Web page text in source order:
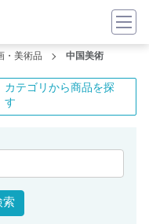
・美術品 中国美術
カテゴリから商品を探
す
索